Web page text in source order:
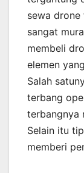
sewa
sangat
membeli
elemen
Salah
terbang
terbangnya
Selain itu
memberi